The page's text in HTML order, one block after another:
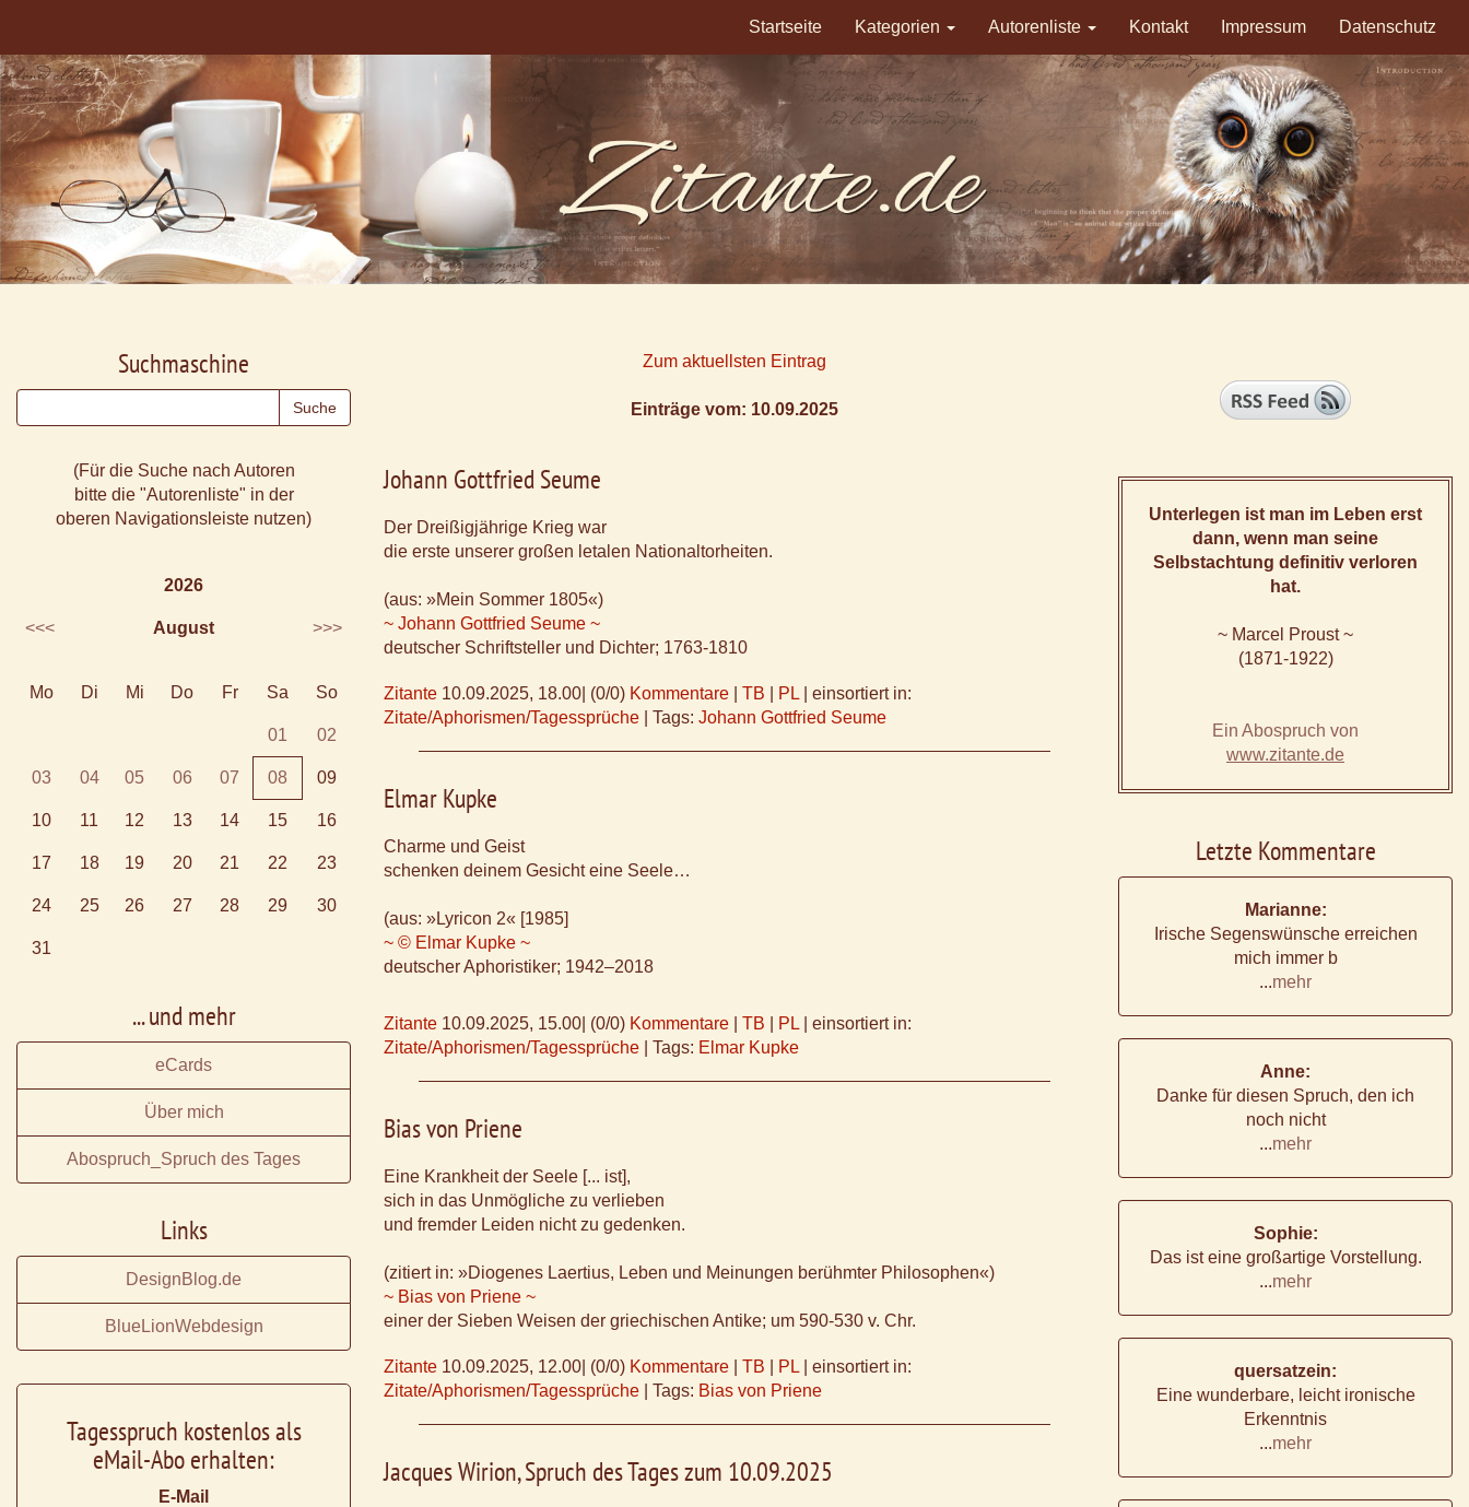
Startseite Kategorien Autorenliste Kontakt Impressum Datenschutz
Zum aktuellsten Eintrag
Einträge vom: 10.09.2025
Johann Gottfried Seume
Der Dreißigjährige Krieg war
die erste unserer großen letalen Nationaltorheiten.
(aus: »Mein Sommer 1805«)
~ Johann Gottfried Seume ~
deutscher Schriftsteller und Dichter; 1763-1810
Zitante 10.09.2025, 18.00 (0/0) Kommentare TB PL
einsortiert in:
Zitate/Aphorismen/Tagessprüche
Tags: Johann Gottfried Seume
Elmar Kupke
Charme und Geist
schenken deinem Gesicht eine Seele…
(aus: »Lyricon 2« [1985]
~ © Elmar Kupke ~
deutscher Aphoristiker; 1942–2018
Zitante 10.09.2025, 15.00 (0/0) Kommentare TB PL
einsortiert in:
Zitate/Aphorismen/Tagessprüche
Tags: Elmar Kupke
Bias von Priene
Eine Krankheit der Seele [... ist],
sich in das Unmögliche zu verlieben
und fremder Leiden nicht zu gedenken.
(zitiert in: »Diogenes Laertius, Leben und Meinungen berühmter Philosophen«)
~ Bias von Priene ~
einer der Sieben Weisen der griechischen Antike; um 590-530 v. Chr.
Zitante 10.09.2025, 12.00 (0/0) Kommentare TB PL
einsortiert in:
Zitate/Aphorismen/Tagessprüche
Tags: Bias von Priene
Jacques Wirion, Spruch des Tages zum 10.09.2025
Suchmaschine
(Für die Suche nach Autoren
bitte die "Autorenliste" in der
oberen Navigationsleiste nutzen)
2026
<<< August >>>
Mo Di Mi Do Fr Sa So
01 02
03 04 05 06 07 08 09
10 11 12 13 14 15 16
17 18 19 20 21 22 23
24 25 26 27 28 29 30
31
... und mehr
eCards
Über mich
Abospruch_Spruch des Tages
Links
DesignBlog.de
BlueLionWebdesign
Tagesspruch kostenlos als
eMail-Abo erhalten:
E-Mail
Unterlegen ist man im Leben erst
dann, wenn man seine
Selbstachtung definitiv verloren
hat.
~ Marcel Proust ~
(1871-1922)
Ein Abospruch von
www.zitante.de
Letzte Kommentare
Marianne:
Irische Segenswünsche erreichen
mich immer b
...mehr
Anne:
Danke für diesen Spruch, den ich
noch nicht
...mehr
Sophie:
Das ist eine großartige Vorstellung.
...mehr
quersatzein:
Eine wunderbare, leicht ironische
Erkenntnis
...mehr